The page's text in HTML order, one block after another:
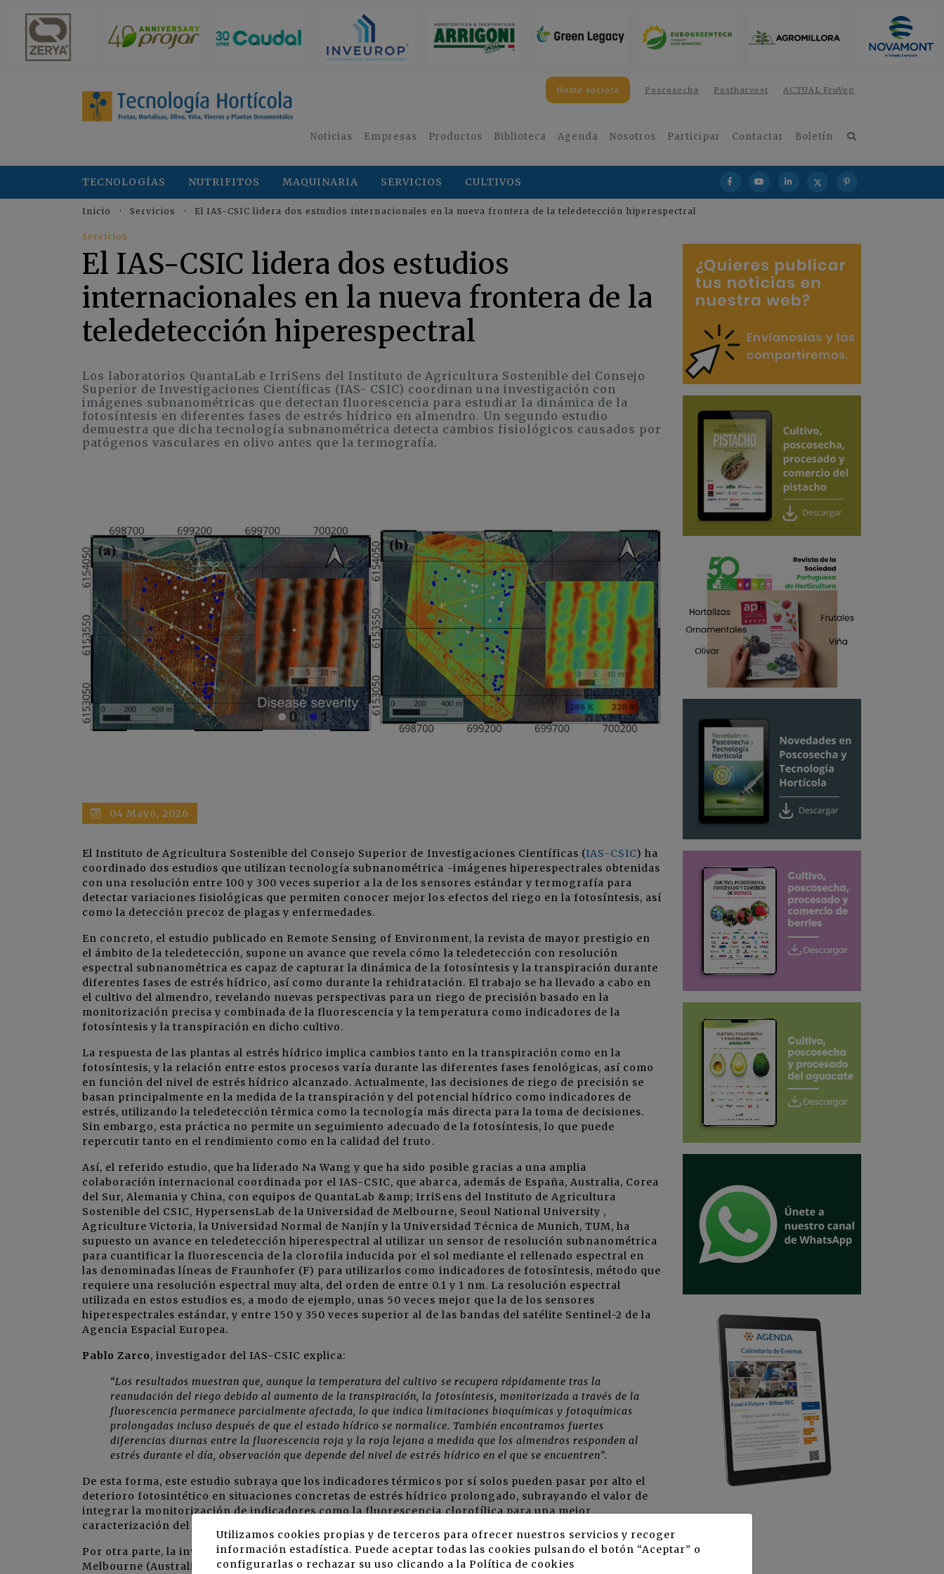
Hazte socio/a Poscosecha Postharvest ACTUAL FruVeg
Noticias Empresas Productos Biblioteca Agenda Nosotros Participar Contactar Boletín
TECNOLOGÍAS NUTRIFITOS MAQUINARIA SERVICIOS CULTIVOS
Inicio Servicios El IAS-CSIC lidera dos estudios internacionales en la nueva frontera de la teledetección hiperespectral
Servicios
El IAS-CSIC lidera dos estudios
internacionales en la nueva frontera de la
teledetección hiperespectral
Los laboratorios QuantaLab e IrriSens del Instituto de Agricultura Sostenible del Consejo
Superior de Investigaciones Científicas (IAS- CSIC) coordinan una investigación con
imágenes subnanométricas que detectan fluorescencia para estudiar la dinámica de la
fotosíntesis en diferentes fases de estrés hídrico en almendro. Un segundo estudio
demuestra que dicha tecnología subnanométrica detecta cambios fisiológicos causados por
patógenos vasculares en olivo antes que la termografía.
04 Mayo, 2026
El Instituto de Agricultura Sostenible del Consejo Superior de Investigaciones Científicas (IAS-CSIC) ha
coordinado dos estudios que utilizan tecnología subnanométrica -imágenes hiperespectrales obtenidas
con una resolución entre 100 y 300 veces superior a la de los sensores estándar y termografía para
detectar variaciones fisiológicas que permiten conocer mejor los efectos del riego en la fotosíntesis, así
como la detección precoz de plagas y enfermedades.
En concreto, el estudio publicado en Remote Sensing of Environment, la revista de mayor prestigio en
el ámbito de la teledetección, supone un avance que revela cómo la teledetección con resolución
espectral subnanométrica es capaz de capturar la dinámica de la fotosíntesis y la transpiración durante
diferentes fases de estrés hídrico, así como durante la rehidratación. El trabajo se ha llevado a cabo en
el cultivo del almendro, revelando nuevas perspectivas para un riego de precisión basado en la
monitorización precisa y combinada de la fluorescencia y la temperatura como indicadores de la
fotosíntesis y la transpiración en dicho cultivo.
La respuesta de las plantas al estrés hídrico implica cambios tanto en la transpiración como en la
fotosíntesis, y la relación entre estos procesos varía durante las diferentes fases fenológicas, así como
en función del nivel de estrés hídrico alcanzado. Actualmente, las decisiones de riego de precisión se
basan principalmente en la medida de la transpiración y del potencial hídrico como indicadores de
estrés, utilizando la teledetección térmica como la tecnología más directa para la toma de decisiones.
Sin embargo, esta práctica no permite un seguimiento adecuado de la fotosíntesis, lo que puede
repercutir tanto en el rendimiento como en la calidad del fruto.
Así, el referido estudio, que ha liderado Na Wang y que ha sido posible gracias a una amplia
colaboración internacional coordinada por el IAS-CSIC, que abarca, además de España, Australia, Corea
del Sur, Alemania y China, con equipos de QuantaLab &amp; IrriSens del Instituto de Agricultura
Sostenible del CSIC, HypersensLab de la Universidad de Melbourne, Seoul National University ,
Agriculture Victoria, la Universidad Normal de Nanjín y la Universidad Técnica de Munich, TUM, ha
supuesto un avance en teledetección hiperespectral al utilizar un sensor de resolución subnanométrica
para cuantificar la fluorescencia de la clorofila inducida por el sol mediante el rellenado espectral en
las denominadas líneas de Fraunhofer (F) para utilizarlos como indicadores de fotosíntesis, método que
requiere una resolución espectral muy alta, del orden de entre 0.1 y 1 nm. La resolución espectral
utilizada en estos estudios es, a modo de ejemplo, unas 50 veces mejor que la de los sensores
hiperespectrales estándar, y entre 150 y 350 veces superior al de las bandas del satélite Sentinel-2 de la
Agencia Espacial Europea.
Pablo Zarco, investigador del IAS-CSIC explica:
“Los resultados muestran que, aunque la temperatura del cultivo se recupera rápidamente tras la
reanudación del riego debido al aumento de la transpiración, la fotosíntesis, monitorizada a través de la
fluorescencia permanece parcialmente afectada, lo que indica limitaciones bioquímicas y fotoquímicas
prolongadas incluso después de que el estado hídrico se normalice. También encontramos fuertes
diferencias diurnas entre la fluorescencia roja y la roja lejana a medida que los almendros responden al
estrés durante el día, observación que depende del nivel de estrés hídrico en el que se encuentren”.
De esta forma, este estudio subraya que los indicadores térmicos por sí solos pueden pasar por alto el
deterioro fotosintético en situaciones concretas de estrés hídrico prolongado, subrayando el valor de
integrar la monitorización de indicadores como la fluorescencia clorofílica para una mejor
caracterización del estado fisiológico en las estrategias de riego del almendro.
Por otra parte, la investigación liderada por Anirudh Belwalkar y llevada a cabo entre la Universidad de
Melbourne (Australia), la Universidad Técnica de Múnich (Alemania) y coordinada por QuantaLab del
Utilizamos cookies propias y de terceros para ofrecer nuestros servicios y recoger
información estadística. Puede aceptar todas las cookies pulsando el botón “Aceptar” o
configurarlas o rechazar su uso clicando a laPolítica de cookies